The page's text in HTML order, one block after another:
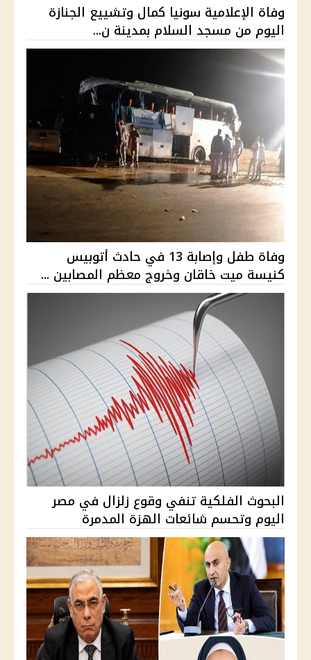
وفاة الإعلامية سونيا كمال وتشييع الجنازة
اليوم من مسجد السلام بمدينة ن...
وفاة طفل وإصابة 13 في حادث أتوبيس
كنيسة ميت خاقان وخروج معظم المصابين ...
البحوث الفلكية تنفي وقوع زلزال في مصر
اليوم وتحسم شائعات الهزة المدمرة